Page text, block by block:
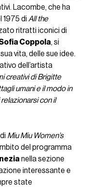
Lacombe, che ha
di All the
ritratti iconici di
Coppola, si
vita, delle sue idee.
dell’artista
creativi di Brigitte
umani e il modo in
con il
Miu Miu Women’s
del programma
nella sezione
interessante e
state